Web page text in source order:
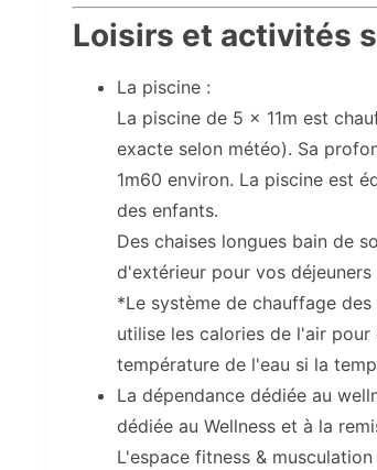
Loisirs et activités
La piscine :
La piscine de 5 x 11m est
exacte selon météo). Sa
1m60 environ. La piscine est
des enfants.
Des chaises longues bain de
d'extérieur pour vos
*Le système de chauffage
utilise les calories de l'air
température de l'eau si la
La dépendance dédiée au
dédiée au Wellness et à la
L'espace fitness &